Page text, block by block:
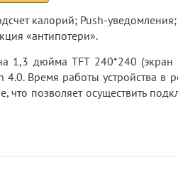
калорий; Push-
«антипотери».
1,3 дюйма TFT 240*240 (экран
4.0. Время работы устройства
позволяет осуществить